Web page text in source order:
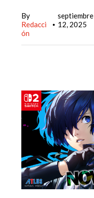
By
Redacci
ón
•
septiembre
12, 2025